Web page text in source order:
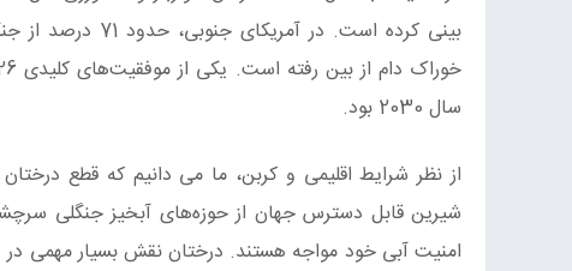
سال 2030 بود.
امنیت آبی خود مواجه هستند. درختان نقش بسیار مهمی